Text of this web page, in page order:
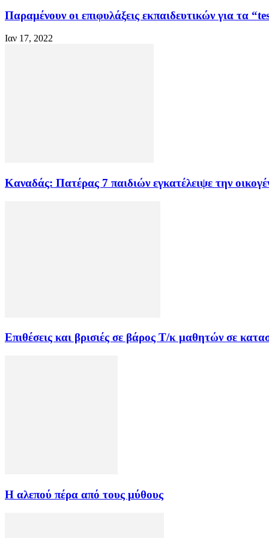
Παραμένουν οι επιφυλάξεις εκπαιδευτικών για τα
Ιαν 17, 2022
Kαναδάς: Πατέρας 7 παιδιών εγκατέλειψε την
Επιθέσεις και βρισιές σε βάρος Τ/κ μαθητών σε
Η αλεπού πέρα από τους μύθους